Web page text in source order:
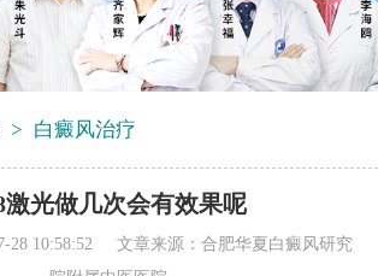
> 白癜风治疗
激光做几次会有效果呢
28 10:58:52 文章来源： 合肥华夏白癜风研究